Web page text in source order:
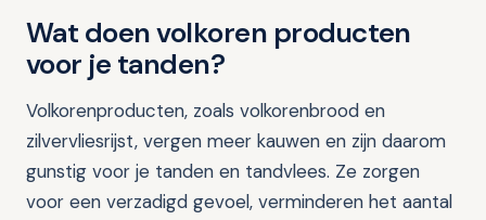
Wat doen volkoren producten
voor je tanden?
Volkorenproducten, zoals volkorenbrood en
zilvervliesrijst, vergen meer kauwen en zijn daarom
gunstig voor je tanden en tandvlees. Ze zorgen
voor een verzadigd gevoel, verminderen het aantal